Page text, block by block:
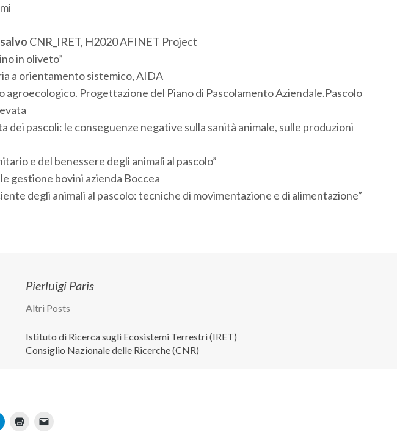
CNR_IRET, H2020 AFINET Project
in oliveto”
a orientamento sistemico, AIDA
agroecologico. Progettazione del Piano di Pascolamento Aziendale.Pascolo
pascoli: le conseguenze negative sulla sanità animale, sulle produzioni
e del benessere degli animali al pascolo”
gestione bovini azienda Boccea
degli animali al pascolo: tecniche di movimentazione e di alimentazione”
Pierluigi Paris
Altri Posts
Istituto di Ricerca sugli Ecosistemi Terrestri (IRET)
Consiglio Nazionale delle Ricerche (CNR)
Fai
clic